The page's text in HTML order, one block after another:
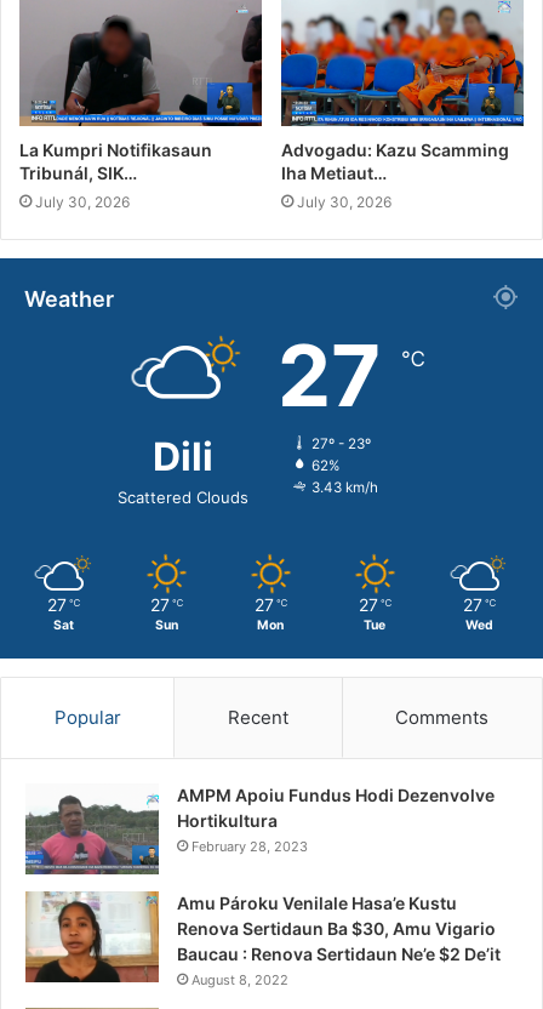
La Kumpri Notifikasaun
Tribunál, SIK…
July 30, 2026
Advogadu: Kazu Scamming
Iha Metiaut…
July 30, 2026
Weather
Dili
Scattered Clouds
27 ℃
27º - 23º
62%
3.43 km/h
27 ℃
Sat
27 ℃
Sun
27 ℃
Mon
27 ℃
Tue
27 ℃
Wed
Popular Recent Comments
AMPM Apoiu Fundus Hodi Dezenvolve
Hortikultura
February 28, 2023
Amu Pároku Venilale Hasa’e Kustu
Renova Sertidaun Ba $30, Amu Vigario
Baucau : Renova Sertidaun Ne’e $2 De’it
August 8, 2022